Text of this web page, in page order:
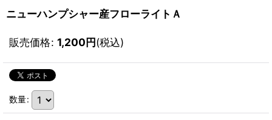
ニューハンプシャー産フローライトＡ
販売価格: 1,200円(税込)
数量: